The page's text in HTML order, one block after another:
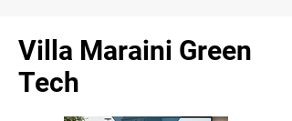
Villa Maraini Green
Tech